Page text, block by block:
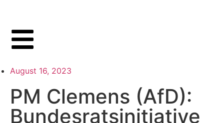
August 16, 2023
PM Clemens (AfD):
Bundesratsinitiative